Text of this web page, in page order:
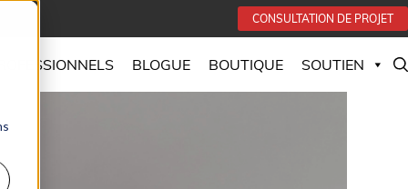
CONSULTATION DE PROJET
BLOGUE BOUTIQUE SOUTIEN